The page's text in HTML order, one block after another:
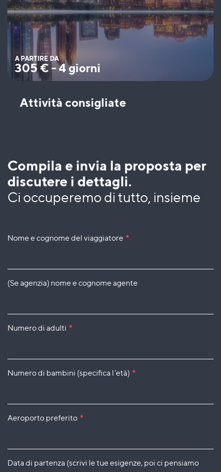
A PARTIRE DA
305 €-4 giorni
Attività consigliate
Compila e invia la proposta per
discutere i dettagli.
Ci occuperemo di tutto, insieme
Nome e cognome del viaggiatore *
(Se agenzia) nome e cognome agente
Numero di adulti *
Numero di bambini (specifica l'età) *
Aeroporto preferito *
Data di partenza (scrivi le tue esigenze, poi ci pensiamo